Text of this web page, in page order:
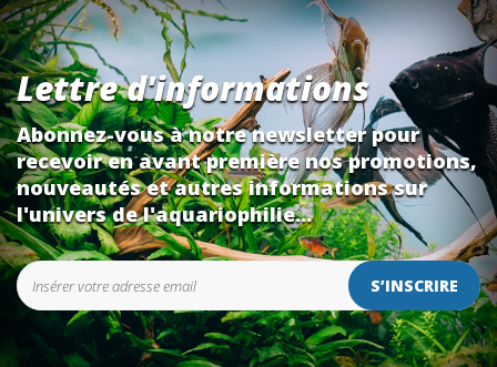
Lettre d'informations
Abonnez-vous à notre newsletter pour
recevoir en avant première nos promotions,
nouveautés et autres informations sur
l'univers de l'aquariophilie...
S’INSCRIRE